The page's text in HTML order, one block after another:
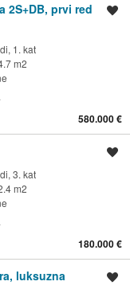
2S+DB, prvi red
1. kat
m2
580.000 €
3. kat
m2
180.000 €
luksuzna